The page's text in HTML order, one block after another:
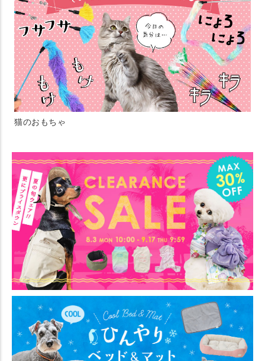
猫のおもちゃ